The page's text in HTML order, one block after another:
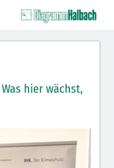
hier wächst,